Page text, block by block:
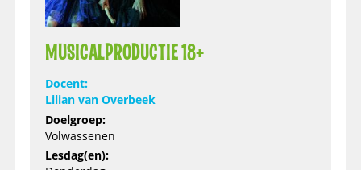
MUSICALPRODUCTIE 18+
Docent:
Lilian van Overbeek
Doelgroep:
Volwassenen
Lesdag(en):